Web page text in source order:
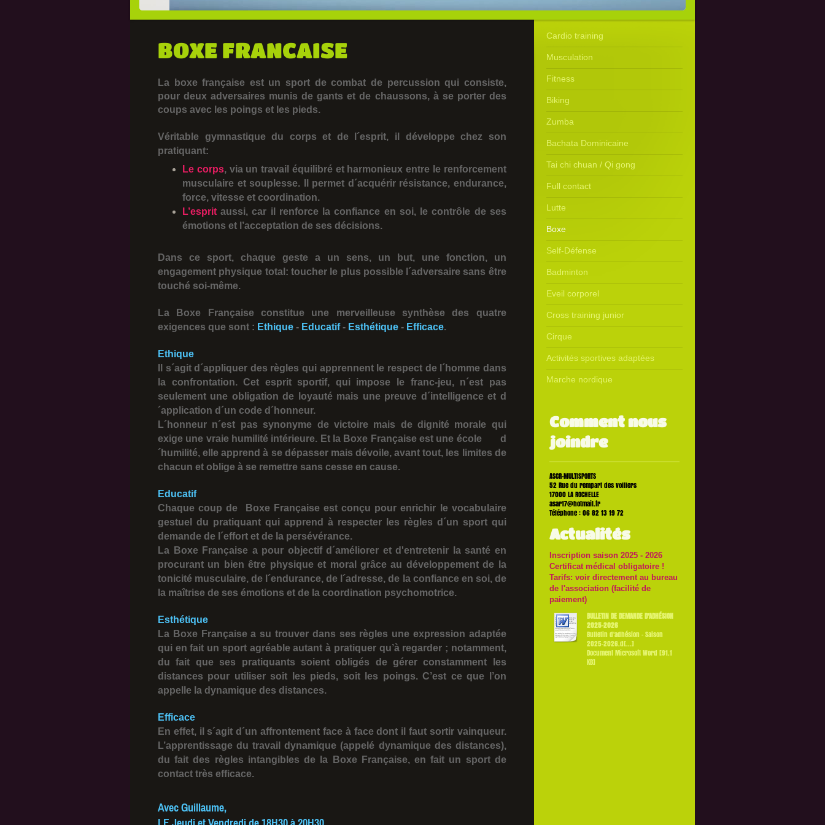
BOXE FRANCAISE
La boxe française est un sport de combat de percussion qui consiste,
pour deux adversaires munis de gants et de chaussons, à se porter des
coups avec les poings et les pieds.
Véritable gymnastique du corps et de l´esprit, il développe chez son
pratiquant:
Le corps, via un travail équilibré et harmonieux entre le renforcement
musculaire et souplesse. Il permet d´acquérir résistance, endurance,
force, vitesse et coordination.
L’esprit aussi, car il renforce la confiance en soi, le contrôle de ses
émotions et l’acceptation de ses décisions.
Dans ce sport, chaque geste a un sens, un but, une fonction, un
engagement physique total: toucher le plus possible l´adversaire sans être
touché soi-même.
La Boxe Française constitue une merveilleuse synthèse des quatre
exigences que sont : Ethique - Educatif - Esthétique - Efficace.
Ethique
Il s´agit d´appliquer des règles qui apprennent le respect de l´homme dans
la confrontation. Cet esprit sportif, qui impose le franc-jeu, n´est pas
seulement une obligation de loyauté mais une preuve d´intelligence et d
´application d´un code d´honneur.
L´honneur n´est pas synonyme de victoire mais de dignité morale qui
exige une vraie humilité intérieure. Et la Boxe Française est une école d
´humilité, elle apprend à se dépasser mais dévoile, avant tout, les limites de
chacun et oblige à se remettre sans cesse en cause.
Educatif
Chaque coup de Boxe Française est conçu pour enrichir le vocabulaire
gestuel du pratiquant qui apprend à respecter les règles d´un sport qui
demande de l´effort et de la persévérance.
La Boxe Française a pour objectif d´améliorer et d'entretenir la santé en
procurant un bien être physique et moral grâce au développement de la
tonicité musculaire, de l´endurance, de l´adresse, de la confiance en soi, de
la maîtrise de ses émotions et de la coordination psychomotrice.
Esthétique
La Boxe Française a su trouver dans ses règles une expression adaptée
qui en fait un sport agréable autant à pratiquer qu’à regarder ; notamment,
du fait que ses pratiquants soient obligés de gérer constamment les
distances pour utiliser soit les pieds, soit les poings. C’est ce que l’on
appelle la dynamique des distances.
Efficace
En effet, il s´agit d´un affrontement face à face dont il faut sortir vainqueur.
L’apprentissage du travail dynamique (appelé dynamique des distances),
du fait des règles intangibles de la Boxe Française, en fait un sport de
contact très efficace.
Avec Guillaume,
Cardio training
Musculation
Fitness
Biking
Zumba
Bachata Dominicaine
Tai chi chuan / Qi gong
Full contact
Lutte
Boxe
Self-Défense
Badminton
Eveil corporel
Cross training junior
Cirque
Activités sportives adaptées
Marche nordique
Comment nous
joindre
ASCR-MULTISPORTS
52Rue du rempart des voiliers
17000LA ROCHELLE
asar17@hotmail.fr
Téléphone : 06 82 13 19 72
Actualités
Inscription saison 2025 - 2026
Certificat médical obligatoire !
Tarifs: voir directement au bureau
de l'association (facilité de
paiement)
BULLETIN DE DEMANDE D'ADHÉSION
2025-2026
Bulletin d'adhésion - Saison
2025-2026.d[...]
Document Microsoft Word [91.1
KB]